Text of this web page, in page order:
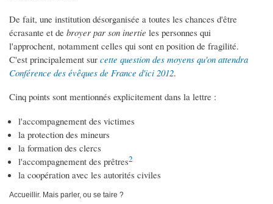
De fait, une institution désorganisée a toutes les chances d'être
écrasante et de broyer par son inertie les personnes qui
l'approchent, notamment celles qui sont en position de fragilité.
C'est principalement sur cette question des moyens qu'on attendra
Conférence des évêques de France d'ici 2012.
Cinq points sont mentionnés explicitement dans la lettre :
l'accompagnement des victimes
la protection des mineurs
la formation des clercs
l'accompagnement des prêtres2
la coopération avec les autorités civiles
Accueillir. Mais parler, ou se taire ?